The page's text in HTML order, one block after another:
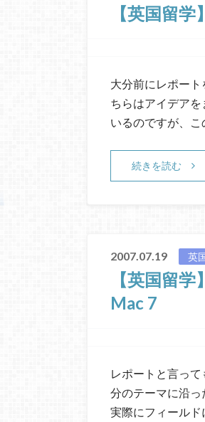
【英国留
大分前にレポー
ちらはアイデア
いるのですが、
続きを読む
2007.07.19 英
【英国留
Mac 7
レポートと言っ
分のテーマに沿っ
実際にフィール